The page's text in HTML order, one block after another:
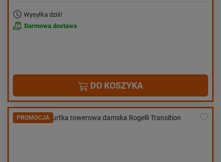
Wysyłka dziś!
Darmowa dostawa
DO KOSZYKA
PROMOCJA